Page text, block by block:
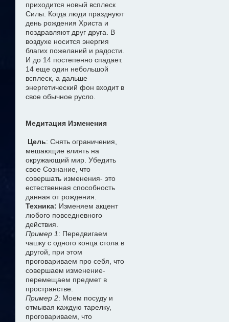
приходится новый всплеск
Силы. Когда люди празднуют
день рождения Христа и
поздравляют друг друга. В
воздухе носится энергия
благих пожеланий и радости.
И до 14 постепенно спадает.
14 еще один небольшой
всплеск, а дальше
энергетический фон входит в
свое обычное русло.
Медитация Изменения
Цель: Снять ограничения,
мешающие влиять на
окружающий мир. Убедить
свое Сознание, что
совершать изменения- это
естественная способность
данная от рождения.
Техника: Изменяем акцент
любого повседневного
действия.
Пример 1: Передвигаем
чашку с одного конца стола в
другой, при этом
проговариваем про себя, что
совершаем изменение-
перемещаем предмет в
пространстве.
Пример 2: Моем посуду и
отмывая каждую тарелку,
проговариваем, что